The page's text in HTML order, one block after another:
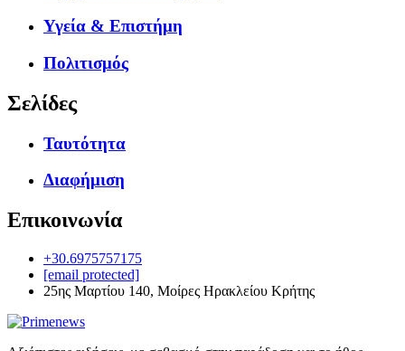
Υγεία & Επιστήμη
Πολιτισμός
Σελίδες
Ταυτότητα
Διαφήμιση
Επικοινωνία
+30.6975757175
[email protected]
25ης Μαρτίου 140, Μοίρες Ηρακλείου Κρήτης